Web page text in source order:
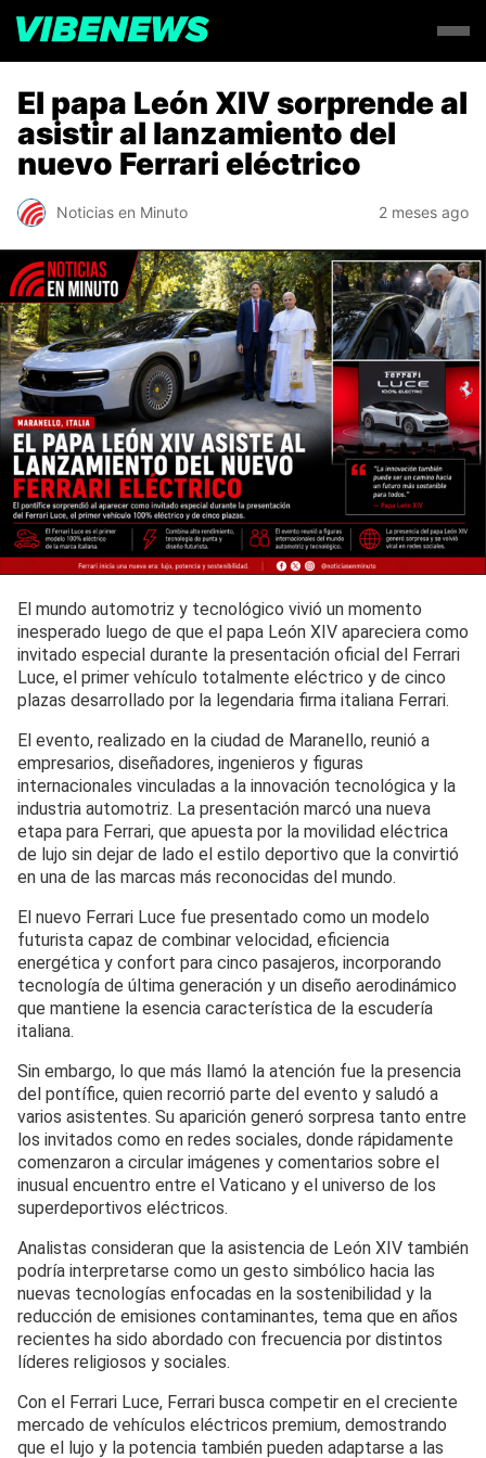
El papa León XIV sorprende al
asistir al lanzamiento del
nuevo Ferrari eléctrico
Noticias en Minuto 2 meses ago
El mundo automotriz y tecnológico vivió un momento
inesperado luego de que el papa León XIV apareciera como
invitado especial durante la presentación oficial del Ferrari
Luce, el primer vehículo totalmente eléctrico y de cinco
plazas desarrollado por la legendaria firma italiana Ferrari.
El evento, realizado en la ciudad de Maranello, reunió a
empresarios, diseñadores, ingenieros y figuras
internacionales vinculadas a la innovación tecnológica y la
industria automotriz. La presentación marcó una nueva
etapa para Ferrari, que apuesta por la movilidad eléctrica
de lujo sin dejar de lado el estilo deportivo que la convirtió
en una de las marcas más reconocidas del mundo.
El nuevo Ferrari Luce fue presentado como un modelo
futurista capaz de combinar velocidad, eficiencia
energética y confort para cinco pasajeros, incorporando
tecnología de última generación y un diseño aerodinámico
que mantiene la esencia característica de la escudería
italiana.
Sin embargo, lo que más llamó la atención fue la presencia
del pontífice, quien recorrió parte del evento y saludó a
varios asistentes. Su aparición generó sorpresa tanto entre
los invitados como en redes sociales, donde rápidamente
comenzaron a circular imágenes y comentarios sobre el
inusual encuentro entre el Vaticano y el universo de los
superdeportivos eléctricos.
Analistas consideran que la asistencia de León XIV también
podría interpretarse como un gesto simbólico hacia las
nuevas tecnologías enfocadas en la sostenibilidad y la
reducción de emisiones contaminantes, tema que en años
recientes ha sido abordado con frecuencia por distintos
líderes religiosos y sociales.
Con el Ferrari Luce, Ferrari busca competir en el creciente
mercado de vehículos eléctricos premium, demostrando
que el lujo y la potencia también pueden adaptarse a las